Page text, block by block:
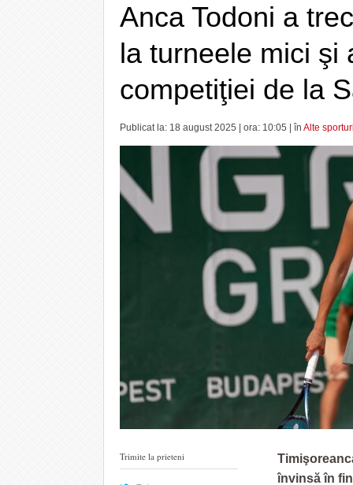
POLITICA DE COOKIES
POLITICA DE
CONFIDENȚIALITATE
CONSILIUL
JUDEŢEAN TIMIŞ
PREFECTURA
Se închide
UVT a atras
Pentru micuţii
- acum 3 ore
Neatenția și
- acum 4 ore
Maraton de 10!
Moment
Anca Todoni a
la turneele mici şi
competiţiei de la
Publicat la: 18 august 2025 | ora: 10:05 | în Alte sporturi
învinsă în
Trimite la prieteni